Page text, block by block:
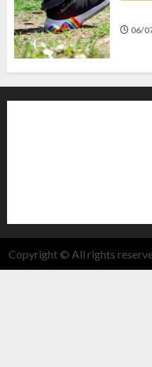
06/
Copyright © All rights